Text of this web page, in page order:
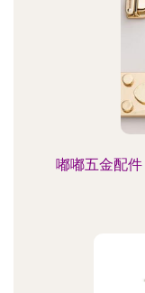
嘟嘟五金配